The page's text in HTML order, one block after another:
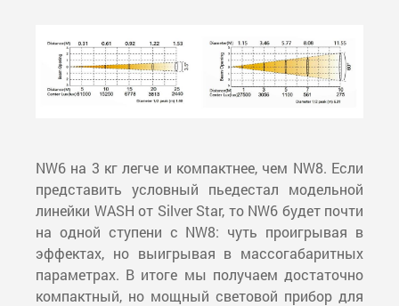
NW6 на 3 кг легче и компактнее, чем NW8. Если
представить условный пьедестал модельной
линейки WASH от Silver Star, то NW6 будет почти
на одной ступени с NW8: чуть проигрывая в
эффектах, но выигрывая в массогабаритных
параметрах. В итоге мы получаем достаточно
компактный, но мощный световой прибор для